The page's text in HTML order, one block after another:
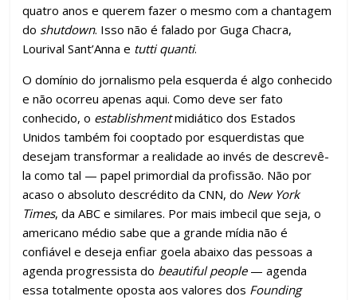
quatro anos e querem fazer o mesmo com a chantagem
do shutdown. Isso não é falado por Guga Chacra,
Lourival Sant’Anna e tutti quanti.
O domínio do jornalismo pela esquerda é algo conhecido
e não ocorreu apenas aqui. Como deve ser fato
conhecido, o establishmentmidiático dos Estados
Unidos também foi cooptado por esquerdistas que
desejam transformar a realidade ao invés de descrevê-
la como tal — papel primordial da profissão. Não por
acaso o absoluto descrédito da CNN, do New York
Times, da ABC e similares. Por mais imbecil que seja, o
americano médio sabe que a grande mídia não é
confiável e deseja enfiar goela abaixo das pessoas a
agenda progressista do beautiful people— agenda
essa totalmente oposta aos valores dos Founding